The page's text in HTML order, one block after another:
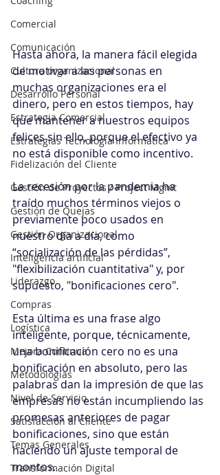
Comercial
Comunicación
Cultura organizacional
Desarrollo Personal
Estrategia Comercial
Estrategias Tecnología Informática
Fidelización del Cliente
Gestión de Proyectos / Project Mgmt
Gestión de Quejas
Gestión Organizacional
Inteligencia artificial
Liderazgo
Compras
Logística
Mejora Continua
Metodologías
Nivel de Servicio
Satisfacción al Cliente
Temas Generales
Transformación Digital
Hasta ahora, la manera fácil elegida
de motivar a las personas en
muchas organizaciones era el
dinero, pero en estos tiempos, hay
que mantener a nuestros equipos
felices sin ello, porque el efectivo ya
no está disponible como incentivo.
La recesión por la pandemia ha
traído muchos términos viejos o
previamente poco usados en
nuestro día a día, como
“socialización de las pérdidas”,
"flexibilización cuantitativa" y, por
supuesto, "bonificaciones cero".
Esta última es una frase algo
inteligente, porque, técnicamente,
una bonificación cero no es una
bonificación en absoluto, pero las
palabras dan la impresión de que las
empresas no están incumpliendo las
promesas anteriores de pagar
bonificaciones, sino que están
haciendo un ajuste temporal de
montos.